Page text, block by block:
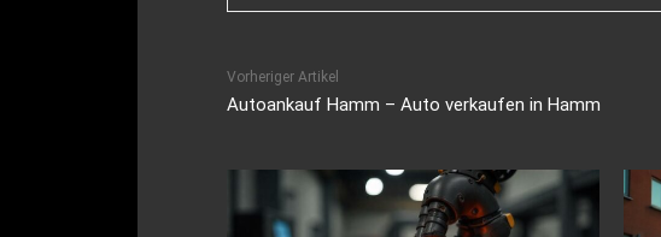
Vorheriger Artikel
Autoankauf Hamm – Auto verkaufen in Hamm